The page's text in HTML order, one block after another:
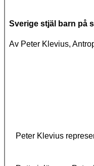
Sverige stjäl barn på
Av Peter Klevius,
Peter Klevius